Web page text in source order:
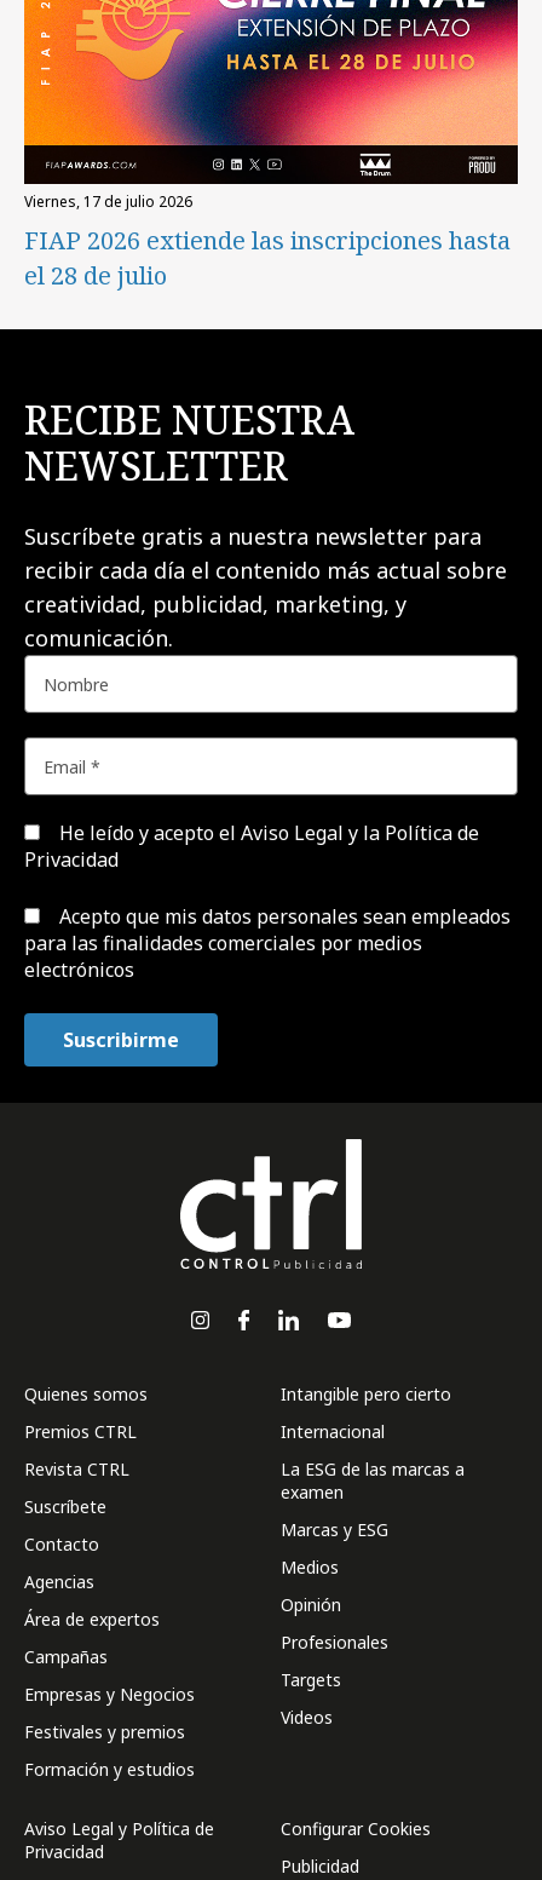
viernes, 17 de julio 2026
FIAP 2026 extiende las inscripciones hasta
el 28 de julio
RECIBE NUESTRA
NEWSLETTER
Suscríbete gratis a nuestra newsletter para
recibir cada día el contenido más actual sobre
creatividad, publicidad, marketing, y
comunicación.
He leído y acepto el Aviso Legal y la Política de
Privacidad
Acepto que mis datos personales sean empleados
para las finalidades comerciales por medios
electrónicos
Quienes somos
Premios CTRL
Revista CTRL
Suscríbete
Contacto
Agencias
Área de expertos
Campañas
Empresas y Negocios
Festivales y premios
Formación y estudios
Intangible pero cierto
Internacional
La ESG de las marcas a
examen
Marcas y ESG
Medios
Opinión
Profesionales
Targets
Videos
Aviso Legal y Política de
Privacidad
Configurar Cookies
Publicidad